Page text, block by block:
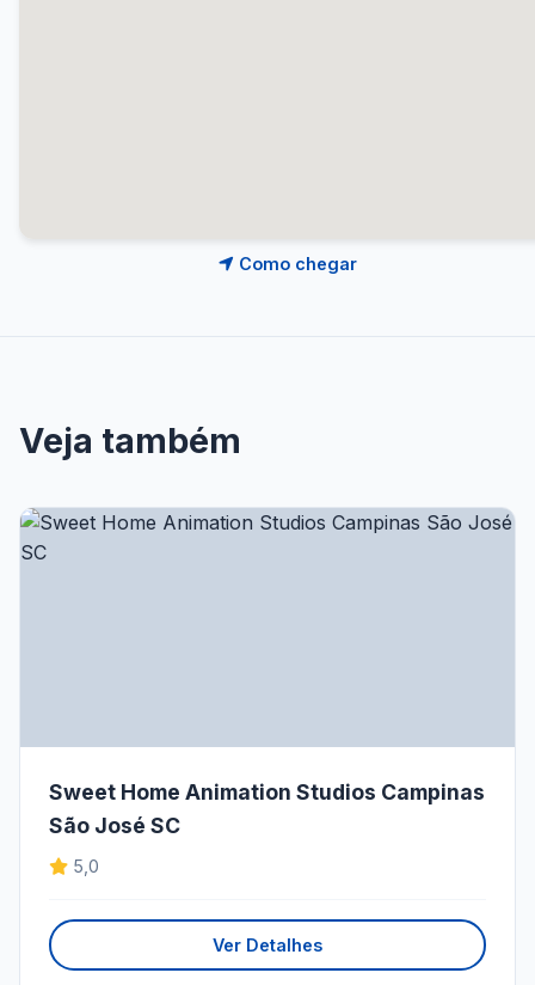
Como chegar
Veja também
Sweet Home Animation Studios Campinas
São José SC
5,0
Ver Detalhes